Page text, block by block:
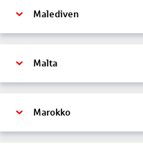
Malediven
Malta
Marokko